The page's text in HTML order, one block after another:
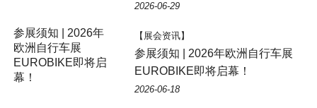
2026-06-29
参展须知 | 2026年
欧洲自行车展
EUROBIKE即将启
幕！
【展会资讯】
参展须知 | 2026年欧洲自行车展
EUROBIKE即将启幕！
2026-06-18